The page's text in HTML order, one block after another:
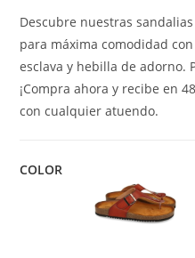
$28,72.
Descubre nuestras
para máxima comodidad
esclava y hebilla de adorno.
¡Compra ahora y recibe en
con cualquier atuendo.
COLOR